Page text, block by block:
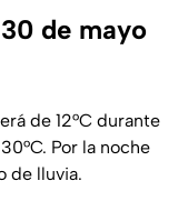
de mayo
de 12°C durante
Por la noche
de lluvia.